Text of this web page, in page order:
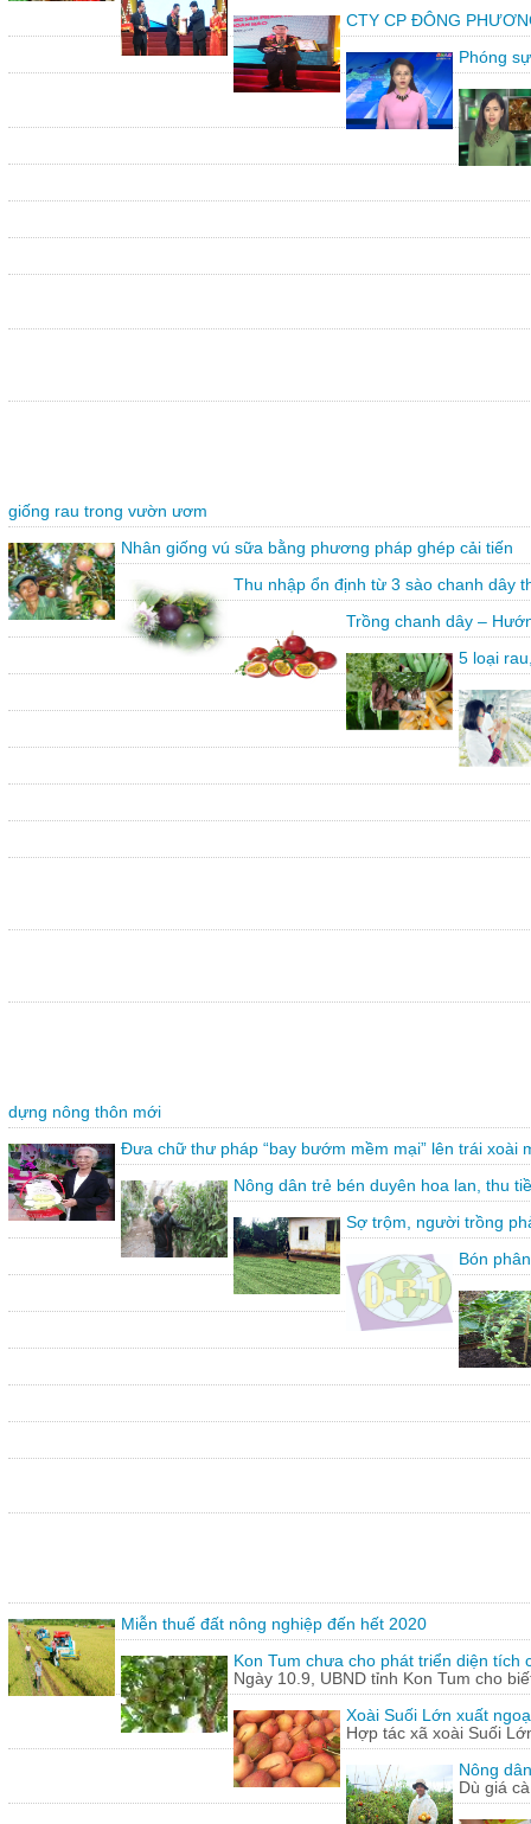
CTY CP ĐÔNG
Phóng
giống rau trong vườn ươm
Nhân giống vú sữa bằng phương pháp ghép cải tiến
Thu nhập ổn định từ 3 sào chanh dây
Trồng chanh dây –
5 loại
dựng nông thôn mới
Đưa chữ thư pháp “bay bướm mềm mại” lên trái xoài
Nông dân trẻ bén duyên hoa lan, thu
Sợ trộm, người trồng
Bón
Miễn thuế đất nông nghiệp đến hết 2020
Kon Tum chưa cho phát triển diện tích
Ngày 10.9, UBND tỉnh Kon Tum cho
Xoài Suối Lớn xuất
Hợp tác xã xoài Suối
Nông
Dù giá